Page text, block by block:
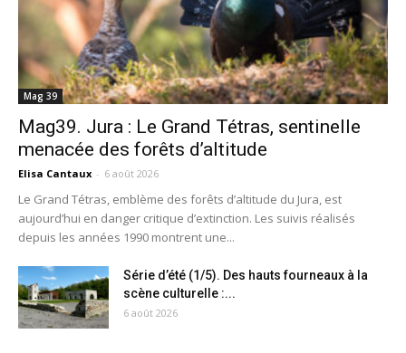
Mag 39
Mag39. Jura : Le Grand Tétras, sentinelle
menacée des forêts d’altitude
Elisa Cantaux - 6 août 2026
Le Grand Tétras, emblème des forêts d’altitude du Jura, est
aujourd’hui en danger critique d’extinction. Les suivis réalisés
depuis les années 1990 montrent une...
Série d’été (1/5). Des hauts fourneaux à la
scène culturelle :...
6 août 2026